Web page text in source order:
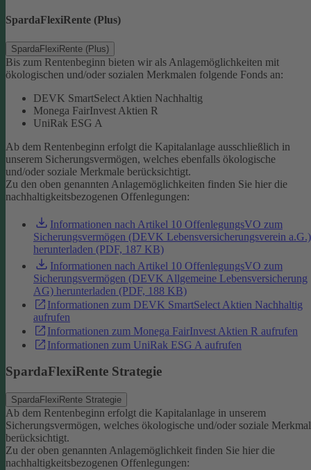
SpardaFlexiRente (Plus)
SpardaFlexiRente (Plus)
Bis zum Rentenbeginn bieten wir als Anlagemöglichkeiten mit
ökologischen und/oder sozialen Merkmalen folgende Fonds an:
DEVK SmartSelect Aktien Nachhaltig
Monega FairInvest Aktien R
UniRak ESG A
Ab dem Rentenbeginn erfolgt die Kapitalanlage ausschließlich in
unserem Sicherungsvermögen, welches ebenfalls ökologische
und/oder soziale Merkmale berücksichtigt.
Zu den oben genannten Anlagemöglichkeiten finden Sie hier die
nachhaltigkeitsbezogenen Offenlegungen:
Informationen nach Artikel 10 OffenlegungsVO zum
Sicherungsvermögen (DEVK Lebensversicherungsverein a.G.)
herunterladen (PDF, 187 KB)
Informationen nach Artikel 10 OffenlegungsVO zum
Sicherungsvermögen (DEVK Allgemeine Lebensversicherung
AG) herunterladen (PDF, 188 KB)
Informationen zum DEVK SmartSelect Aktien Nachhaltig
aufrufen
Informationen zum Monega FairInvest Aktien R aufrufen
Informationen zum UniRak ESG A aufrufen
SpardaFlexiRente Strategie
SpardaFlexiRente Strategie
Ab dem Rentenbeginn erfolgt die Kapitalanlage in unserem
Sicherungsvermögen, welches ökologische und/oder soziale
berücksichtigt.
Zu der oben genannten Anlagemöglichkeit finden Sie hier die
nachhaltigkeitsbezogenen Offenlegungen: